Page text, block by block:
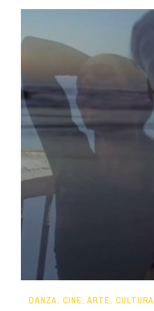
DANZA, CINE, ARTE, CULTURA